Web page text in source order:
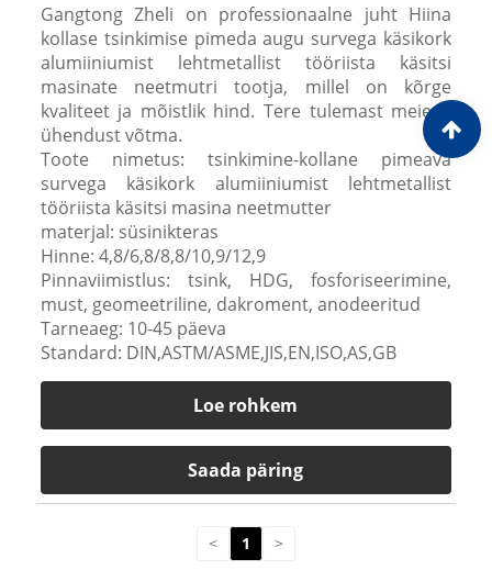
Gangtong Zheli on professionaalne juht Hiina
kollase tsinkimise pimeda augu survega käsikork
alumiiniumist lehtmetallist tööriista käsitsi
masinate neetmutri tootja, millel on kõrge
kvaliteet ja mõistlik hind. Tere tulemast meiega
ühendust võtma.
Toote nimetus: tsinkimine-kollane pimeava
survega käsikork alumiiniumist lehtmetallist
tööriista käsitsi masina neetmutter
materjal: süsinikteras
Hinne: 4,8/6,8/8,8/10,9/12,9
Pinnaviimistlus: tsink, HDG, fosforiseerimine,
must, geomeetriline, dakroment, anodeeritud
Tarneaeg: 10-45 päeva
Standard: DIN,ASTM/ASME,JIS,EN,ISO,AS,GB
Loe rohkem
Saada päring
< 1 >